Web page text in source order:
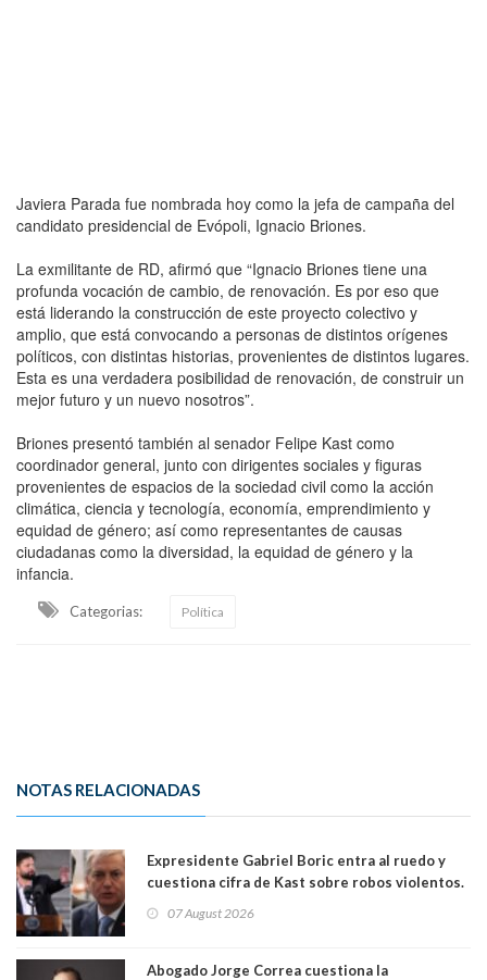
Javiera Parada fue nombrada hoy como la jefa de campaña del
candidato presidencial de Evópoli, Ignacio Briones.
La exmilitante de RD, afirmó que “Ignacio Briones tiene una
profunda vocación de cambio, de renovación. Es por eso que
está liderando la construcción de este proyecto colectivo y
amplio, que está convocando a personas de distintos orígenes
políticos, con distintas historias, provenientes de distintos lugares.
Esta es una verdadera posibilidad de renovación, de construir un
mejor futuro y un nuevo nosotros”.
Briones presentó también al senador Felipe Kast como
coordinador general, junto con dirigentes sociales y figuras
provenientes de espacios de la sociedad civil como la acción
climática, ciencia y tecnología, economía, emprendimiento y
equidad de género; así como representantes de causas
ciudadanas como la diversidad, la equidad de género y la
infancia.
Categorias: Política
NOTAS RELACIONADAS
Expresidente Gabriel Boric entra al ruedo y
cuestiona cifra de Kast sobre robos violentos.
07 August 2026
Abogado Jorge Correa cuestiona la